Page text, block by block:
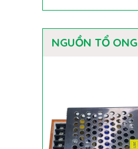
NGUỒN TỔ ONG